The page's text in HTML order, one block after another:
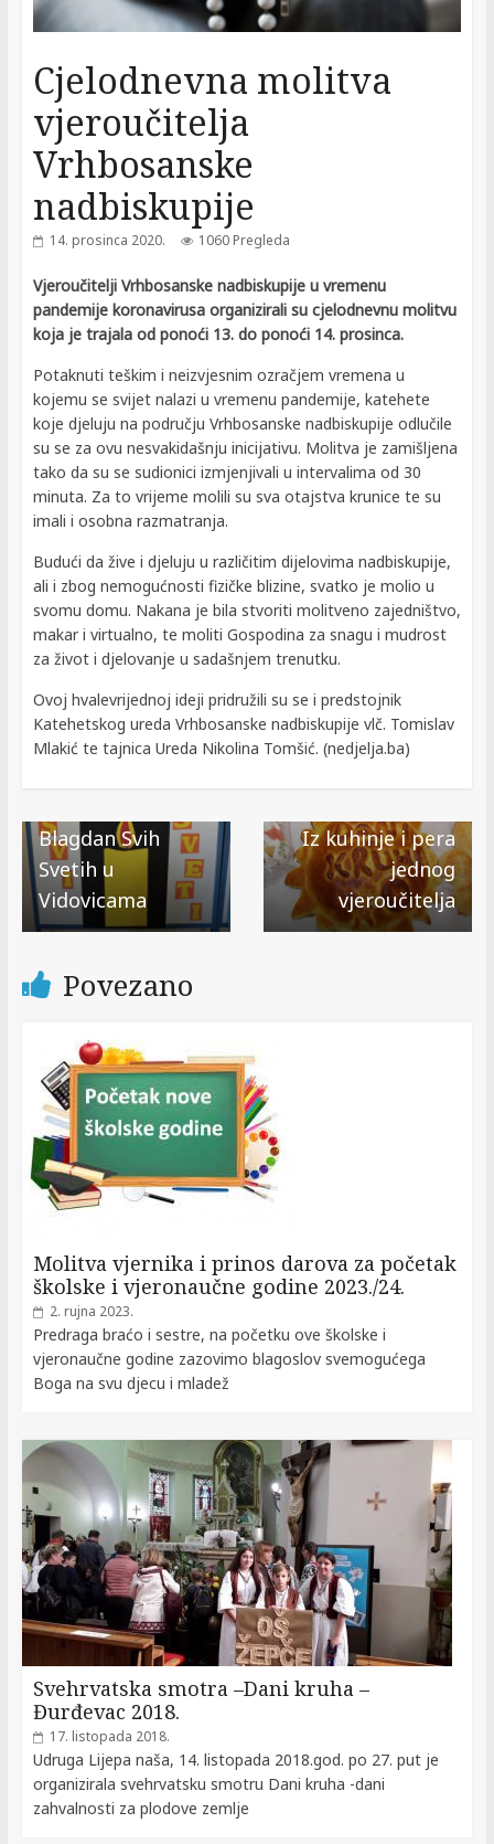
Cjelodnevna molitva
vjeroučitelja
Vrhbosanske
nadbiskupije
14. prosinca 2020. 1060 Pregleda
Vjeroučitelji Vrhbosanske nadbiskupije u vremenu
pandemije koronavirusa organizirali su cjelodnevnu molitvu
koja je trajala od ponoći 13. do ponoći 14. prosinca.
Potaknuti teškim i neizvjesnim ozračjem vremena u
kojemu se svijet nalazi u vremenu pandemije, katehete
koje djeluju na području Vrhbosanske nadbiskupije odlučile
su se za ovu nesvakidašnju inicijativu. Molitva je zamišljena
tako da su se sudionici izmjenjivali u intervalima od 30
minuta. Za to vrijeme molili su sva otajstva krunice te su
imali i osobna razmatranja.
Budući da žive i djeluju u različitim dijelovima nadbiskupije,
ali i zbog nemogućnosti fizičke blizine, svatko je molio u
svomu domu. Nakana je bila stvoriti molitveno zajedništvo,
makar i virtualno, te moliti Gospodina za snagu i mudrost
za život i djelovanje u sadašnjem trenutku.
Ovoj hvalevrijednoj ideji pridružili su se i predstojnik
Katehetskog ureda Vrhbosanske nadbiskupije vlč. Tomislav
Mlakić te tajnica Ureda Nikolina Tomšić. (nedjelja.ba)
Blagdan Svih
Svetih u
Vidovicama
Iz kuhinje i pera
jednog
vjeroučitelja
Povezano
Molitva vjernika i prinos darova za početak
školske i vjeronaučne godine 2023./24.
2. rujna 2023.
Predraga braćo i sestre, na početku ove školske i
vjeronaučne godine zazovimo blagoslov svemogućega
Boga na svu djecu i mladež
Svehrvatska smotra –Dani kruha –
Đurđevac 2018.
17. listopada 2018.
Udruga Lijepa naša, 14. listopada 2018.god. po 27. put je
organizirala svehrvatsku smotru Dani kruha -dani
zahvalnosti za plodove zemlje